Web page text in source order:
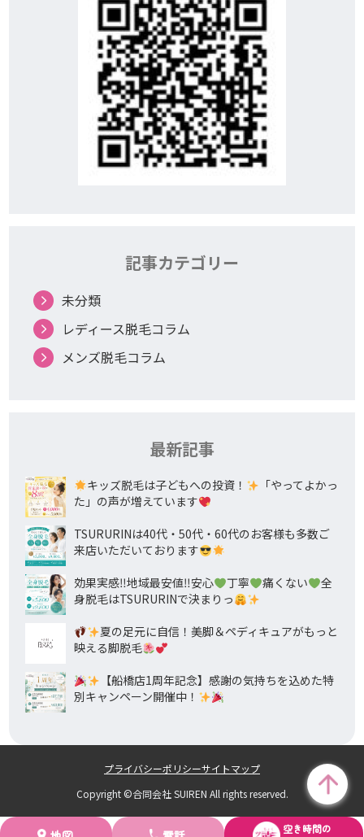
空き時間の
記事カテゴリー
未分類
レディース脱毛コラム
メンズ脱毛コラム
最新記事
キッズ脱毛は子どもへの投資！
「やってよかっ
た」の声が増えています
TSURURINは40代・50代・60代のお客様も多数ご
来店いただいております
効果実感‼地域最安値‼安心
丁寧 痛くない
全
身脱毛はTSURURINで決まりっ
夏の足元に自信！美脚＆ペディキュアがもっと
映える脚脱毛
【船橋店1周年記念】感謝の気持ちを込めた特
別キャンペーン開催中！
プライバシーポリシーサイトマップ
Copyright ©合同会社 SUIREN All rights reserved.